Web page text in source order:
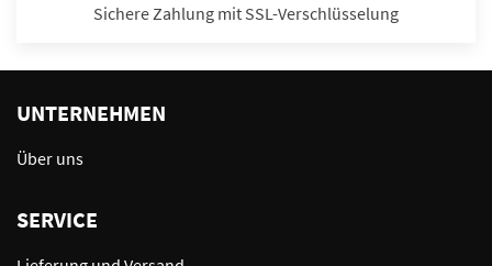
Sichere Zahlung mit SSL-Verschlüsselung
UNTERNEHMEN
Über uns
SERVICE